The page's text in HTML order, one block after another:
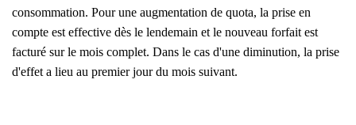
consommation. Pour une augmentation de quota, la prise en
compte est effective dès le lendemain et le nouveau forfait est
facturé sur le mois complet. Dans le cas d'une diminution, la prise
d'effet a lieu au premier jour du mois suivant.